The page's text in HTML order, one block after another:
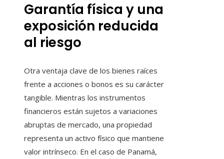
Garantía física y una
exposición reducida
al riesgo
Otra ventaja clave de los bienes raíces
frente a acciones o bonos es su carácter
tangible. Mientras los instrumentos
financieros están sujetos a variaciones
abruptas de mercado, una propiedad
representa un activo físico que mantiene
valor intrínseco. En el caso de Panamá,